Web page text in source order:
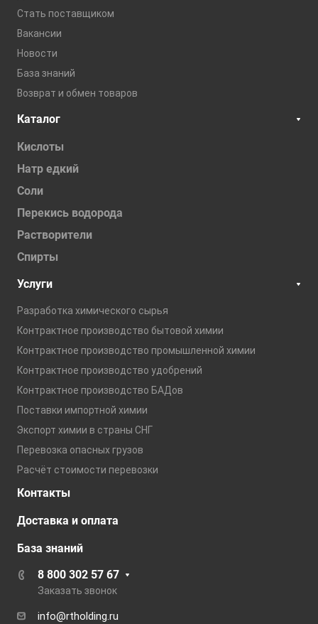
Стать поставщиком
Вакансии
Новости
База знаний
Возврат и обмен товаров
Каталог
Кислоты
Натр едкий
Соли
Перекись водорода
Растворители
Спирты
Услуги
Разработка химического сырья
Контрактное производство бытовой химии
Контрактное производство промышленной химии
Контрактное производство удобрений
Контрактное производство БАДов
Поставки импортной химии
Экспорт химии в страны СНГ
Перевозка опасных грузов
Расчёт стоимости перевозки
Контакты
Доставка и оплата
База знаний
8 800 302 57 67
Заказать звонок
info@rtholding.ru